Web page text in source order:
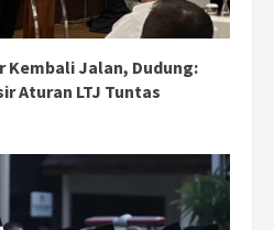
Kembali Jalan, Dudung:
Aturan LTJ Tuntas